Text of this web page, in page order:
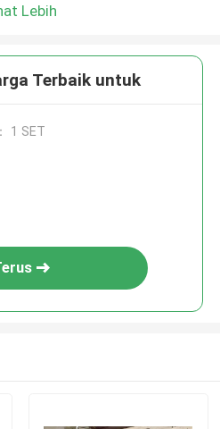
Lebih
Terbaik untuk
1 SET